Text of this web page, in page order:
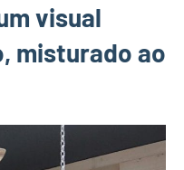
visual
misturado ao